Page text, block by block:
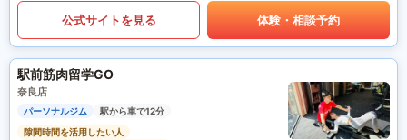
公式サイトを見る 体験・相談予約
駅前筋肉留学GO
奈良店
パーソナルジム
駅から車で12分
隙間時間を活用したい人